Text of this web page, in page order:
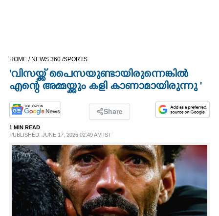
CINEMA
OPINION
PHOTOS
LIFESTYLE
SPIRITUAL
INFO+
HOME / NEWS 360 /SPORTS
"വിസയ്ക്ക് പൈസയുണ്ടായിരുന്നെങ്കിൽ
എന്റെ അമ്മയ്ക്കും കളി കാണാമായിരുന്നു "
Share
1 MIN READ
PUBLISHED: JUNE 17, 2026 02:49 AM IST